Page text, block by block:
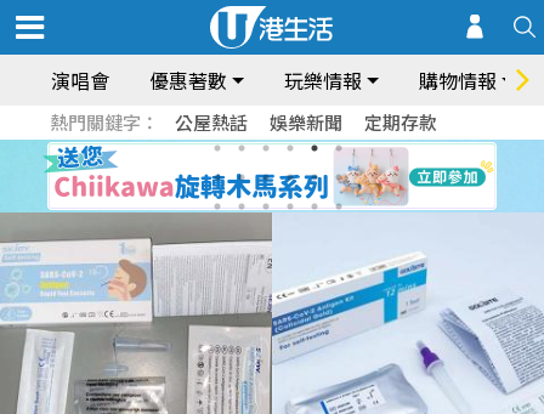
演唱會 優惠著數 玩樂情報 購物情報
熱門關鍵字： 公屋熱話 娛樂新聞 定期存款